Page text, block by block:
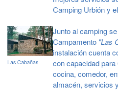
Camping Urbión y
Las Cabañas
Junto al camping
Campamento "Las
instalación cuenta
con capacidad
cocina, comedor,
almacén, servicios